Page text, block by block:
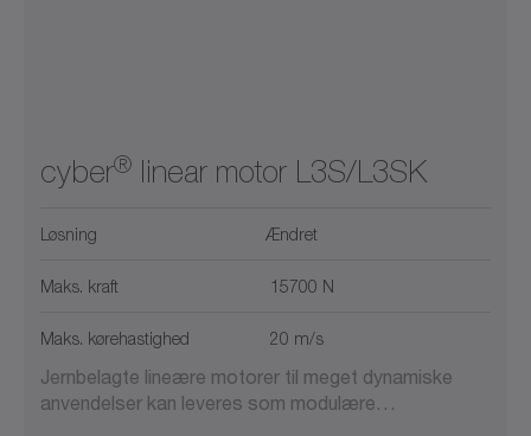
cyber® linear motor L3S/L3SK
Løsning Ændret
Maks. kraft 15700 N
Maks. kørehastighed 20 m/s
Jernbelagte lineære motorer til meget dynamiske
anvendelser kan leveres som modulære…